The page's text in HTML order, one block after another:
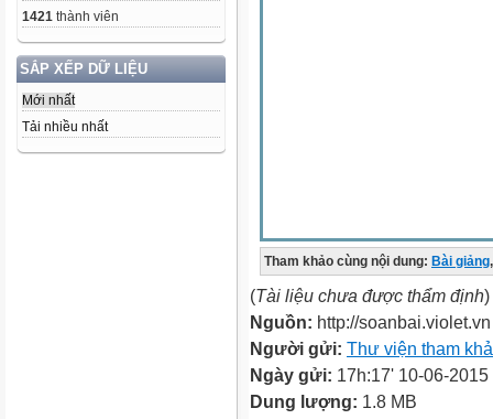
1421 thành viên
SẮP XẾP DỮ LIỆU
Mới nhất
Tải nhiều nhất
Tham khảo cùng nội dung: Bài giảng,
(Tài liệu chưa được thẩm định)
Nguồn: http://soanbai.violet.vn
Người gửi: Thư viện tham
Ngày gửi: 17h:17' 10-06-2015
Dung lượng: 1.8 MB